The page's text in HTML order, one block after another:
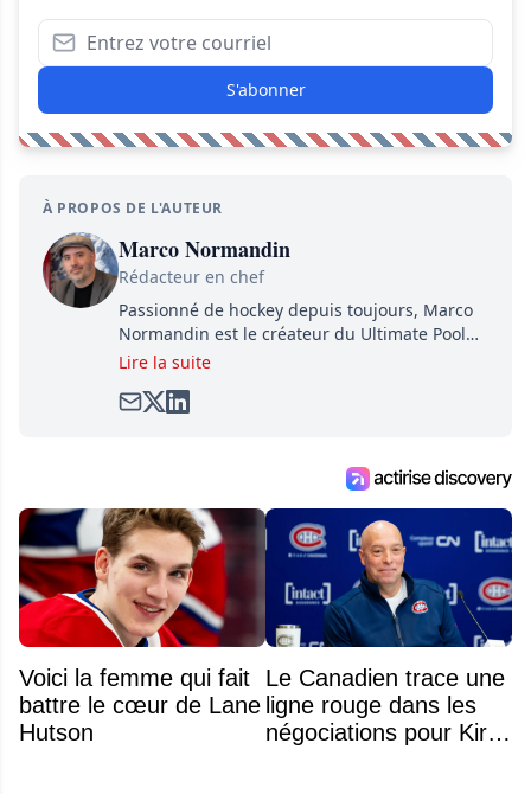
S'abonner
À PROPOS DE L'AUTEUR
Marco Normandin
Rédacteur en chef
Passionné de hockey depuis toujours, Marco
Normandin est le créateur du Ultimate Pool
Preview, une référence mondiale en guide de
satirique de hockey, Définitivement, Pierre.
entourant la LNH et en faire bénéficier les
Lire la suite
Voici la femme qui fait
battre le cœur de Lane
Hutson
Le Canadien trace une
ligne rouge dans les
négociations pour Kirill